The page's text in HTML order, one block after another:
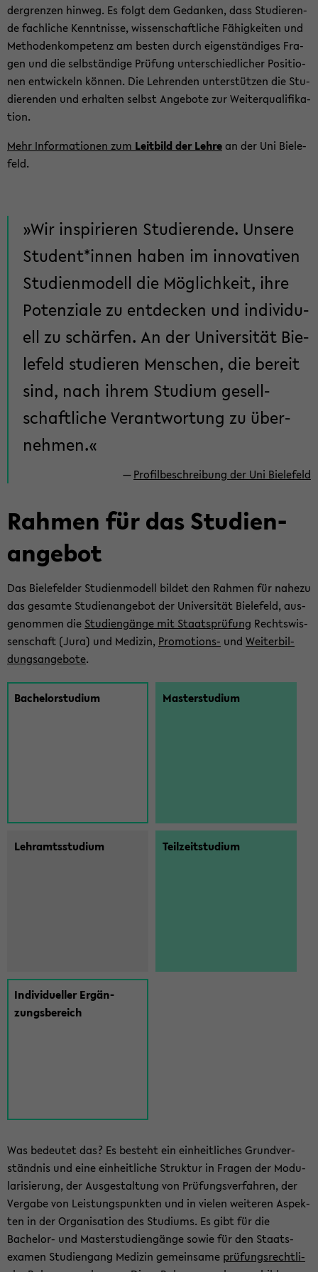
der­gren­zen hin­weg. Es folgt dem Ge­dan­ken, dass Stu­die­ren­
de fach­li­che Kennt­nis­se, wis­sen­schaft­li­che Fä­hig­kei­ten und
Me­tho­den­kom­pe­tenz am bes­ten durch ei­gen­stän­di­ges Fra­
gen und die selb­stän­di­ge Prü­fung un­ter­schied­li­cher Po­si­tio­
nen ent­wi­ckeln kön­nen. Die Leh­ren­den un­ter­stüt­zen die Stu­
die­ren­den und er­hal­ten selbst An­ge­bo­te zur Wei­ter­qua­li­fi­ka­
ti­on.
Mehr In­for­ma­tio­nen zum Leit­bild der Lehrean der Uni Bie­le­
feld.
Wir in­spi­rie­ren Stu­die­ren­de. Un­se­re
Stu­dent*innen haben im in­no­va­ti­ven
Stu­di­en­mo­dell die Mög­lich­keit, ihre
Po­ten­zia­le zu ent­de­cken und in­di­vi­du­
ell zu schär­fen. An der Uni­ver­si­tät Bie­
le­feld stu­die­ren Men­schen, die be­reit
sind, nach ihrem Stu­di­um ge­sell­
schaft­li­che Ver­ant­wor­tung zu über­
neh­men.
Pro­fil­be­schrei­bung der Uni Bie­le­feld
Rah­men für das Stu­di­en­
an­ge­bot
Das Bie­le­fel­der Stu­di­en­mo­dell bil­det den Rah­men für na­he­zu
das ge­sam­te Stu­di­en­an­ge­bot der Uni­ver­si­tät Bie­le­feld, aus­
ge­nom­men die Stu­di­en­gän­ge mit Staats­prü­fung Rechts­wis­
sen­schaft (Jura) und Me­di­zin, Promotions-​ und Wei­ter­bil­
dungs­an­ge­bo­te.
Ba­che­lor­stu­di­um Mas­ter­stu­di­um
Lehr­amts­stu­di­um Teil­zeit­stu­di­um
In­di­vi­du­el­ler Er­gän­
zungs­be­reich
Was be­deu­tet das? Es be­steht ein ein­heit­li­ches Grund­ver­
ständ­nis und eine ein­heit­li­che Struk­tur in Fra­gen der Mo­du­
la­ri­sie­rung, der Aus­ge­stal­tung von Prü­fungs­ver­fah­ren, der
Ver­ga­be von Leis­tungs­punk­ten und in vie­len wei­te­ren Aspek­
ten in der Or­ga­ni­sa­ti­on des Stu­di­ums. Es gibt für die
Bachelor-​ und Mas­ter­stu­di­en­gän­ge sowie für den Staats­
examen Stu­di­en­gang Me­di­zin ge­mein­sa­me prü­fungs­recht­li­